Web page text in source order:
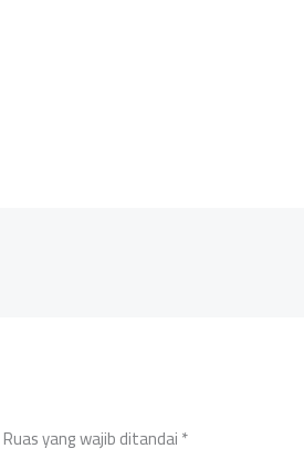
Ruas yang wajib ditandai*